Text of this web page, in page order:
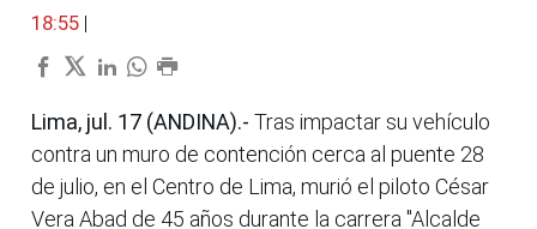
18:55 |
Lima, jul. 17 (ANDINA).- Tras impactar su vehículo
contra un muro de contención cerca al puente 28
de julio, en el Centro de Lima, murió el piloto César
Vera Abad de 45 años durante la carrera "Alcalde